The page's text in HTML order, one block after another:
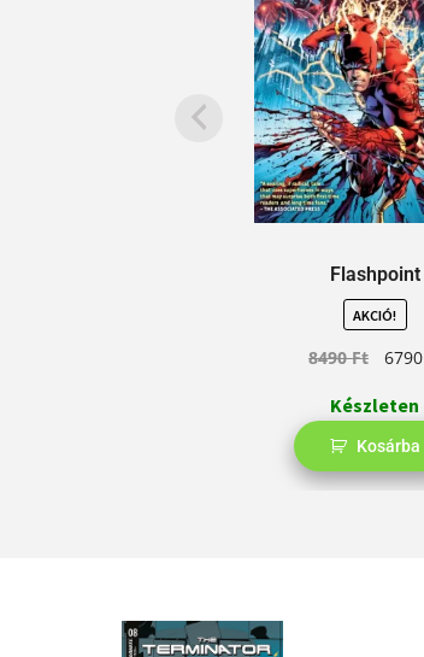
Flashpoint
AKCIÓ!
8490Ft 6790
Készleten
Kosárba